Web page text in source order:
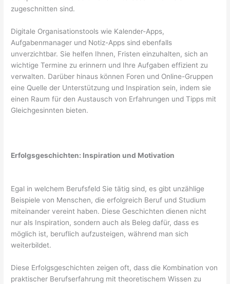
zugeschnitten sind.
Digitale Organisationstools wie Kalender-Apps,
Aufgabenmanager und Notiz-Apps sind ebenfalls
unverzichtbar. Sie helfen Ihnen, Fristen einzuhalten, sich an
wichtige Termine zu erinnern und Ihre Aufgaben effizient zu
verwalten. Darüber hinaus können Foren und Online-Gruppen
eine Quelle der Unterstützung und Inspiration sein, indem sie
einen Raum für den Austausch von Erfahrungen und Tipps mit
Gleichgesinnten bieten.
Erfolgsgeschichten: Inspiration und Motivation
Egal in welchem Berufsfeld Sie tätig sind, es gibt unzählige
Beispiele von Menschen, die erfolgreich Beruf und Studium
miteinander vereint haben. Diese Geschichten dienen nicht
nur als Inspiration, sondern auch als Beleg dafür, dass es
möglich ist, beruflich aufzusteigen, während man sich
weiterbildet.
Diese Erfolgsgeschichten zeigen oft, dass die Kombination von
praktischer Berufserfahrung mit theoretischem Wissen zu